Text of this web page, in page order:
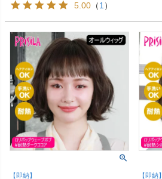
5.00 （1）
【即納】 【即納】